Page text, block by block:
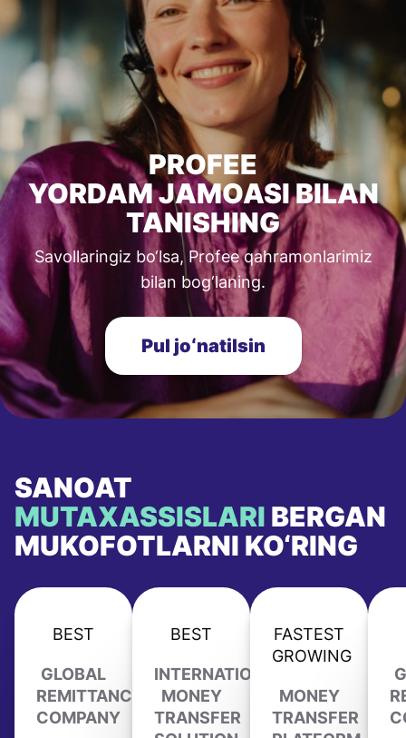
PROFEE
YORDAM JAMOASI BILAN
TANISHING
Savollaringiz bo‘lsa, Profee qahramonlarimiz
bilan bog‘laning.
Pul joʻnatilsin
SANOAT
MUTAXASSISLARI BERGAN
MUKOFOTLARNI KO‘RING
BEST
GLOBAL
REMITTANCE
COMPANY
BEST
INTERNATIONAL
MONEY
TRANSFER
FASTEST
GROWING
MONEY
TRANSFER